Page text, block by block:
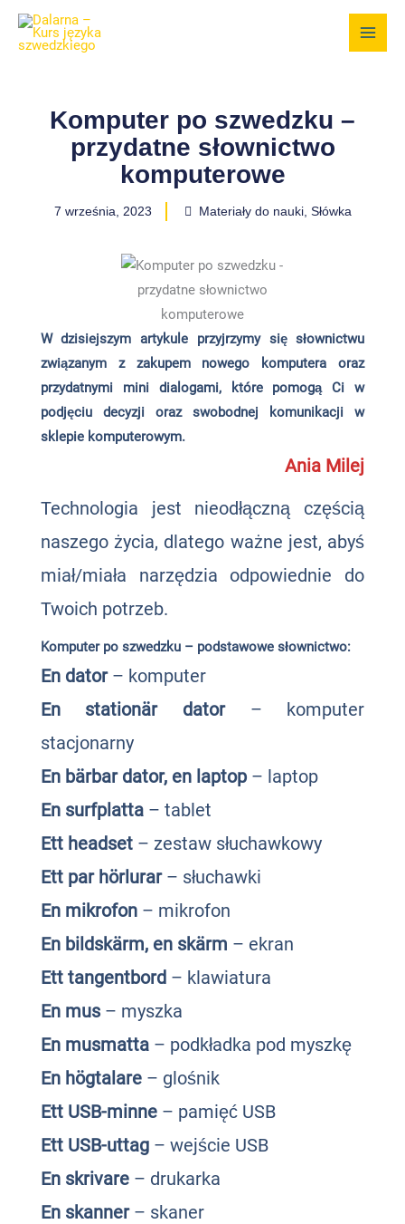
Przejdź
Komputer po szwedzku –
przydatne słownictwo
komputerowe
7 września, 2023 Materiały do nauki, Słówka
W dzisiejszym artykule przyjrzymy się słownictwu
związanym z zakupem nowego komputera oraz
przydatnymi mini dialogami, które pomogą Ci w
podjęciu decyzji oraz swobodnej komunikacji w
sklepie komputerowym.
Ania Milej
Technologia jest nieodłączną częścią
naszego życia, dlatego ważne jest, abyś
miał/miała narzędzia odpowiednie do
Twoich potrzeb.
Komputer po szwedzku – podstawowe słownictwo:
En dator– komputer
En stationär dator– komputer
stacjonarny
En bärbar dator, en laptop – laptop
En surfplatta – tablet
Ett headset – zestaw słuchawkowy
Ett par hörlurar – słuchawki
En mikrofon – mikrofon
En bildskärm, en skärm – ekran
Ett tangentbord– klawiatura
En mus– myszka
En musmatta – podkładka pod myszkę
En högtalare– glośnik
Ett USB-minne– pamięć USB
Ett USB-uttag– wejście USB
En skrivare – drukarka
En skanner – skaner